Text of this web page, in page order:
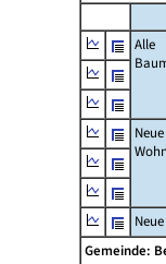
Alle
Neue
Gemeinde: